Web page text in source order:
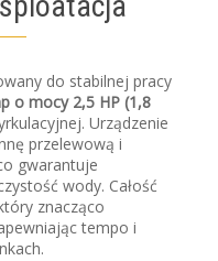
do stabilnej pracy
o mocy 2,5 HP (1,8
Urządzenie
przelewową i
gwarantuje
wody. Całość
znacząco
tempo i